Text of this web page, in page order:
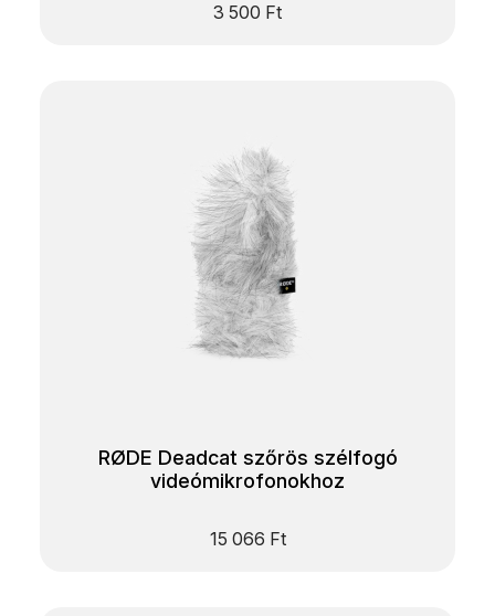
3 500 Ft
RØDE Deadcat szőrös szélfogó
videómikrofonokhoz
15 066 Ft